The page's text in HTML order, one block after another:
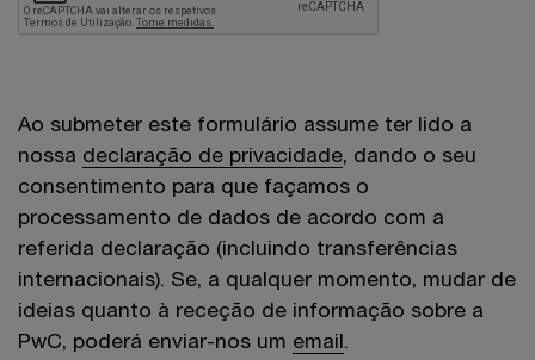
Ao submeter este formulário assume ter lido a
nossa declaração de privacidade, dando o seu
consentimento para que façamos o
processamento de dados de acordo com a
referida declaração (incluindo transferências
internacionais). Se, a qualquer momento, mudar de
ideias quanto à receção de informação sobre a
PwC, poderá enviar-nos um email.